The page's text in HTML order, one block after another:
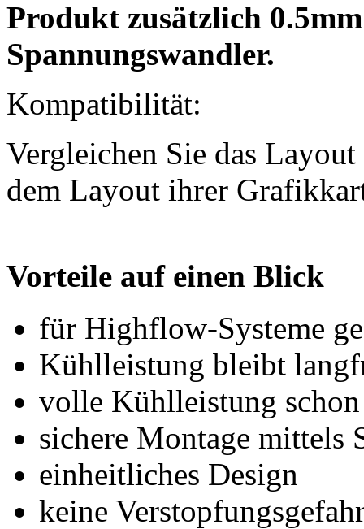
Produkt zusätzlich
Spannungswandler.
Kompatibilität:
Vergleichen Sie das
dem Layout ihrer
Vorteile auf einen Blick
für Highflow-Systeme
Kühlleistung bleibt
volle Kühlleistung
sichere Montage mittels
einheitliches Design
keine